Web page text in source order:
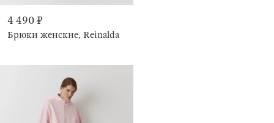
4 490 ₽
Брюки женские, Reinalda